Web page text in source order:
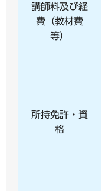
講師料及び経
費（教材費
等）
所持免許・資
格